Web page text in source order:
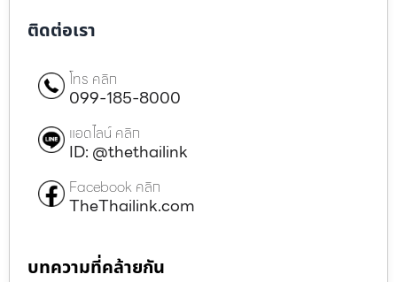
ติดต่อเรา
โทร คลิก
099-185-8000
แอดไลน์ คลิก
ID: @thethailink
Facebook คลิก
TheThailink.com
บทความที่คล้ายกัน